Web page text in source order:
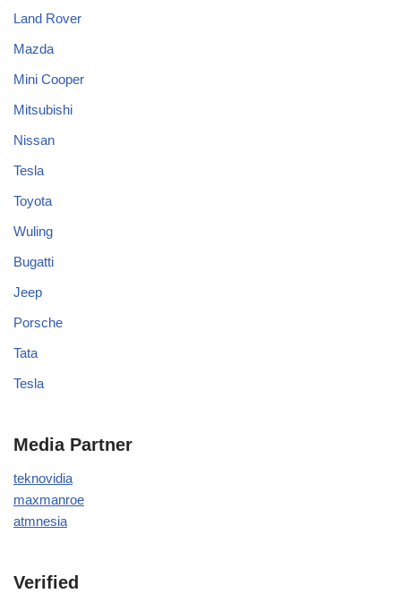
Land Rover
Mazda
Mini Cooper
Mitsubishi
Nissan
Tesla
Toyota
Wuling
Bugatti
Jeep
Porsche
Tata
Tesla
Media Partner
teknovidia
maxmanroe
atmnesia
Verified